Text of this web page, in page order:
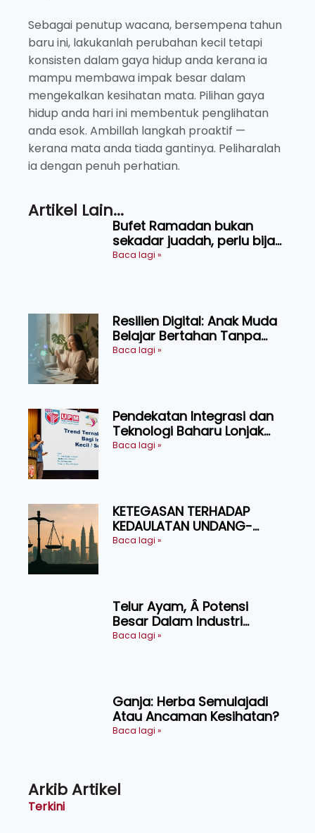
Sebagai penutup wacana, bersempena tahun
baru ini, lakukanlah perubahan kecil tetapi
konsisten dalam gaya hidup anda kerana ia
mampu membawa impak besar dalam
mengekalkan kesihatan mata. Pilihan gaya
hidup anda hari ini membentuk penglihatan
anda esok. Ambillah langkah proaktif —
kerana mata anda tiada gantinya. Peliharalah
ia dengan penuh perhatian.
Artikel Lain...
Bufet Ramadan bukan
sekadar juadah, perlu bijak
memilih dan selamat
Baca lagi »
Resilien Digital: Anak Muda
Belajar Bertahan Tanpa
Perlu Menekan Diri
Baca lagi »
Pendekatan Integrasi dan
Teknologi Baharu Lonjak
Produktiviti Ternakan
Baca lagi »
KETEGASAN TERHADAP
KEDAULATAN UNDANG-
UNDANG ASAS KEPADA
Baca lagi »
Telur Ayam, Â Potensi
Besar Dalam Industri
Makanan, Kosmetik dan
Baca lagi »
Ganja: Herba Semulajadi
Atau Ancaman Kesihatan?
Baca lagi »
Arkib Artikel
Terkini